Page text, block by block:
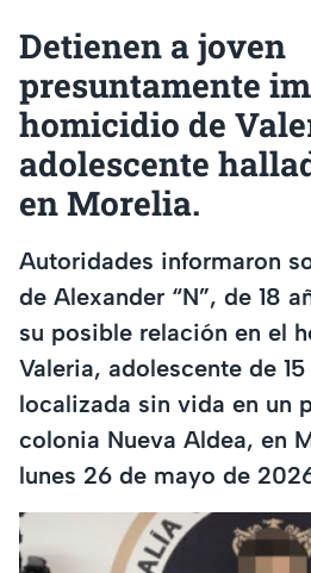
Detienen a joven
presuntamente
homicidio de
adolescente
en Morelia.
Autoridades informaron
de Alexander “N”, de 18
su posible relación en el
Valeria, adolescente de
localizada sin vida en un
colonia Nueva Aldea, en
lunes 26 de mayo de